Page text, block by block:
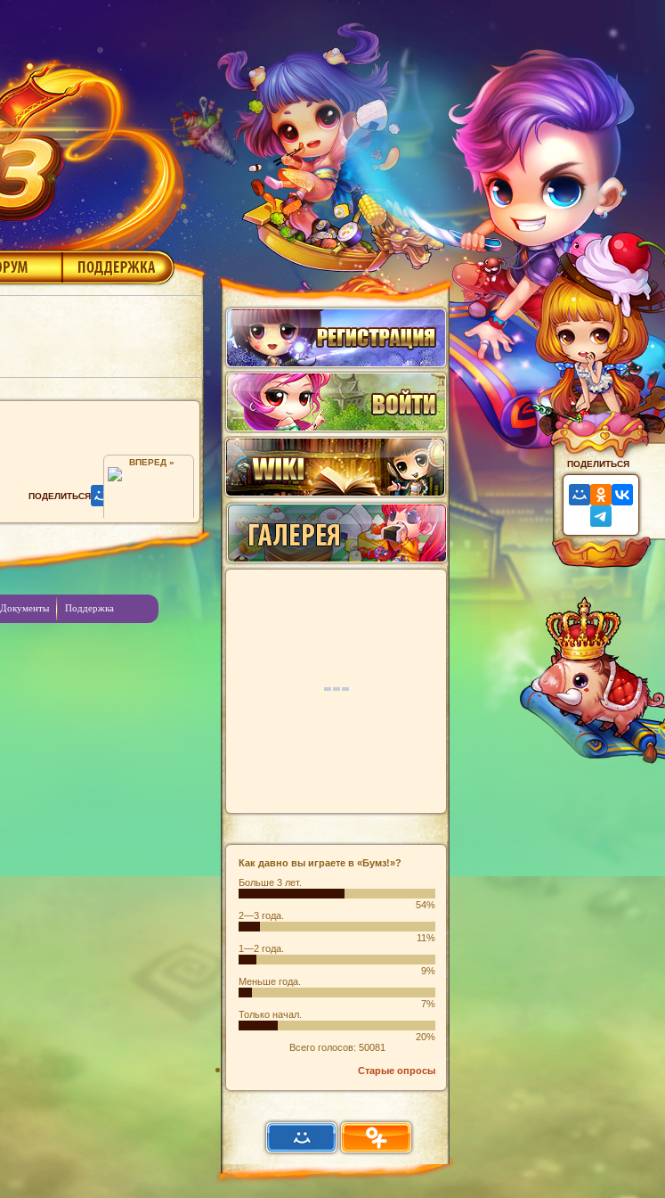
ВПЕРЕД »
СNEGINKA
Документы Поддержка
Как давно вы играете в «Бумз!»?
Больше 3 лет.
54%
2—3 года.
11%
1—2 года.
9%
Меньше года.
7%
Только начал.
20%
Всего голосов: 50081
Старые опросы